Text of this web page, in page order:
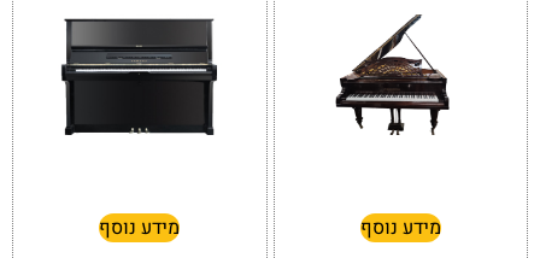
מידע נוסף מידע נוסף